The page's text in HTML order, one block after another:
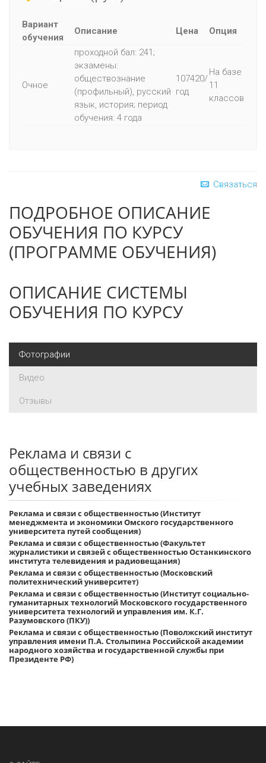
Вариант
обучения
Описание Цена Опция
Очное
проходной бал: 241;
экзамены:
обществознание
(профильный), русский
язык, история; период
обучения: 4 года
107420/
год
На базе
11
классов
Связаться
ПОДРОБНОЕ ОПИСАНИЕ
ОБУЧЕНИЯ ПО КУРСУ
(ПРОГРАММЕ ОБУЧЕНИЯ)
ОПИСАНИЕ СИСТЕМЫ
ОБУЧЕНИЯ ПО КУРСУ
Фотографии
Видео
Отзывы
Реклама и связи с
общественностью в других
учебных заведениях
Реклама и связи с общественностью (Институт
менеджмента и экономики Омского государственного
университета путей сообщения)
Реклама и связи с общественностью (Факультет
журналистики и связей с общественностью Останкинского
института телевидения и радиовещания)
Реклама и связи с общественностью (Московский
политехнический университет)
Реклама и связи с общественностью (Институт социально-
гуманитарных технологий Московского государственного
университета технологий и управления им. К.Г.
Разумовского (ПКУ))
Реклама и связи с общественностью (Поволжский институт
управления имени П.А. Столыпина Российской академии
народного хозяйства и государственной службы при
Президенте РФ)